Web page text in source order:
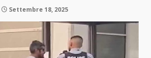
Settembre 18, 2025